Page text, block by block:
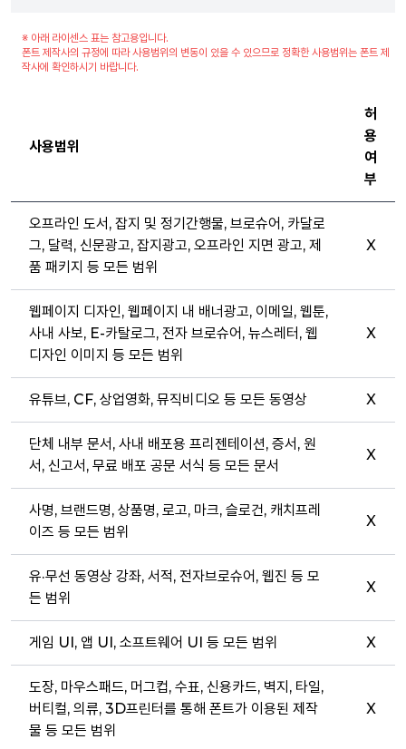
※ 아래 라이센스 표는 참고용입니다.
폰트 제작사의 규정에 따라 사용범위의 변동이 있을 수 있으므로 정확한 사용범위는 폰트 제
작사에 확인하시기 바랍니다.
사용범위
허
용
여
부
오프라인 도서, 잡지 및 정기간행물, 브로슈어, 카달로
그, 달력, 신문광고, 잡지광고, 오프라인 지면 광고, 제
품 패키지 등 모든 범위
X
웹페이지 디자인, 웹페이지 내 배너광고, 이메일, 웹툰,
사내 사보, E-카탈로그, 전자 브로슈어, 뉴스레터, 웹
디자인 이미지 등 모든 범위
X
유튜브, CF, 상업영화, 뮤직비디오 등 모든 동영상 X
단체 내부 문서, 사내 배포용 프리젠테이션, 증서, 원
서, 신고서, 무료 배포 공문 서식 등 모든 문서
X
사명, 브랜드명, 상품명, 로고, 마크, 슬로건, 캐치프레
이즈 등 모든 범위
X
유·무선 동영상 강좌, 서적, 전자브로슈어, 웹진 등 모
든 범위
X
게임 UI, 앱 UI, 소프트웨어 UI 등 모든 범위 X
도장, 마우스패드, 머그컵, 수표, 신용카드, 벽지, 타일,
버티컬, 의류, 3D프린터를 통해 폰트가 이용된 제작
물 등 모든 범위
X